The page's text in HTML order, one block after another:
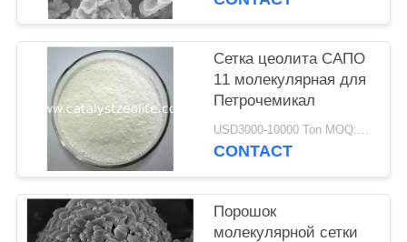
Сетка цеолита САПО
11 молекулярная для
Петрочемикал
USD3000-10000 Ton MOQ:1 кг
CONTACT
Порошок
молекулярной сетки